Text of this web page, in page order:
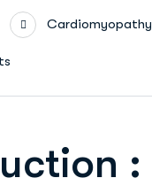
Cardiomyopathy
: